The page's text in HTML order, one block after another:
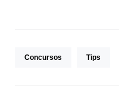
Concursos Tips